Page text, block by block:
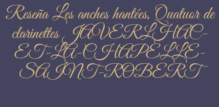
Reseña Les anches hantées, Quatuor de
clarinettes JAVERLHAC-
ET-LA-CHAPELLE-
SAINT-ROBERT